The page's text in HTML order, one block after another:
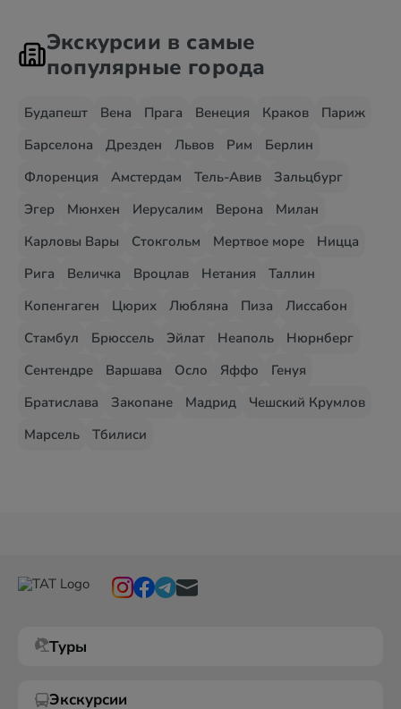
Экскурсии в самые
популярные города
Будапешт Вена Прага Венеция Краков
Париж
Барселона
Дрезден Львов Рим
Берлин
Флоренция
Амстердам Тель-Авив
Зальцбург
Эгер
Мюнхен Иерусалим Верона
Милан
Карловы Вары
Стокгольм Мертвое море
Ницца
Рига
Величка Вроцлав Нетания
Таллин
Копенгаген
Цюрих Любляна Пиза
Лиссабон
Стамбул
Брюссель Эйлат Неаполь
Нюрнберг
Сентендре
Варшава Осло Яффо
Генуя
Братислава
Закопане Мадрид
Чешский Крумлов
Марсель
Тбилиси
Туры
Экскурсии